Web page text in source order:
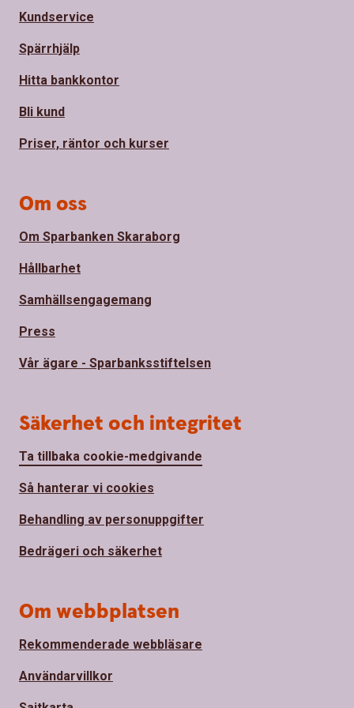
Kundservice
Spärrhjälp
Hitta bankkontor
Bli kund
Priser, räntor och kurser
Om oss
Om Sparbanken Skaraborg
Hållbarhet
Samhällsengagemang
Press
Vår ägare - Sparbanksstiftelsen
Säkerhet och integritet
Ta tillbaka cookie-medgivande
Så hanterar vi cookies
Behandling av personuppgifter
Bedrägeri och säkerhet
Om webbplatsen
Rekommenderade webbläsare
Användarvillkor